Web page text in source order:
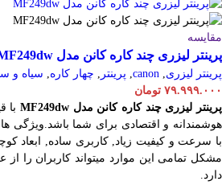
مقایسه
پرینتر لیزری چند کاره کانن مدل MF249dw
پرینتر لیزری,
canon
, پرینتر , چهار کاره, سیاه و
۷۹.۹۹۹.۰۰۰ تومان
پرینتر لیزری چند کاره کانن مدل MF249dw
با
هوشمندانه و اقتصادی برای شما باشد.ویژگی
با سرعت و کیفیت زیاد, کاربری ساده, ابعاد
مشکل تمامی این موارد میتواند کاربران را از
دارد.